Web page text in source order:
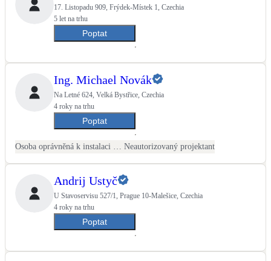
17. Listopadu 909, Frýdek-Místek 1, Czechia
5 let na trhu
Poptat
Ing. Michael Novák
Na Letné 624, Velká Bystřice, Czechia
4 roky na trhu
Poptat
Neautorizovaný projektant
Andrij Ustyč
U Stavoservisu 527/1, Prague 10-Malešice, Czechia
4 roky na trhu
Poptat